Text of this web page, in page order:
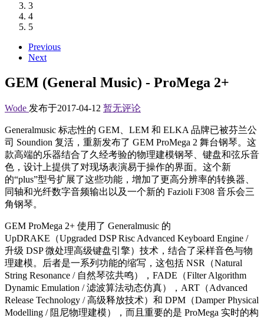
3
4
5
Previous
Next
GEM (General Music) - ProMega 2+
Wode 发布于2017-04-12 暂无评论
Generalmusic 标志性的 GEM、LEM 和 ELKA 品牌已被芬兰公
司 Soundion 复活，重新发布了 GEM ProMega 2 舞台钢琴。这
款高端的乐器结合了久经考验的物理建模钢琴、键盘和弦乐音
色，设计上提供了对现场表演易于操作的界面。这个新
的“plus”型号扩展了这些功能，增加了更高分辨率的转换器、
同轴和光纤数字音频输出以及一个新的 Fazioli F308 音乐会三
角钢琴。
GEM ProMega 2+ 使用了 Generalmusic 的
UpDRAKE（Upgraded DSP Risc Advanced Keyboard Engine /
升级 DSP 微处理高级键盘引擎）技术，结合了采样音色与物
理建模。后者是一系列功能的缩写，这包括 NSR（Natural
String Resonance / 自然琴弦共鸣），FADE（Filter Algorithm
Dynamic Emulation / 滤波算法动态仿真），ART（Advanced
Release Technology / 高级释放技术）和 DPM（Damper Physical
Modelling / 阻尼物理建模），而且重要的是 ProMega 实时的构